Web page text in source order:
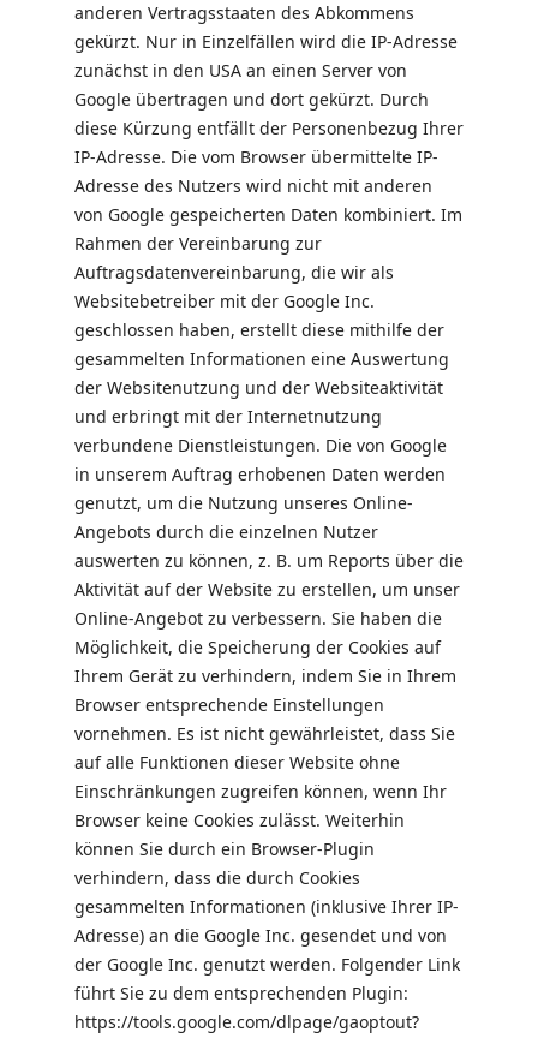
anderen Vertragsstaaten des Abkommens
gekürzt. Nur in Einzelfällen wird die IP-Adresse
zunächst in den USA an einen Server von
Google übertragen und dort gekürzt. Durch
diese Kürzung entfällt der Personenbezug Ihrer
IP-Adresse. Die vom Browser übermittelte IP-
Adresse des Nutzers wird nicht mit anderen
von Google gespeicherten Daten kombiniert. Im
Rahmen der Vereinbarung zur
Auftragsdatenvereinbarung, die wir als
Websitebetreiber mit der Google Inc.
geschlossen haben, erstellt diese mithilfe der
gesammelten Informationen eine Auswertung
der Websitenutzung und der Websiteaktivität
und erbringt mit der Internetnutzung
verbundene Dienstleistungen. Die von Google
in unserem Auftrag erhobenen Daten werden
genutzt, um die Nutzung unseres Online-
Angebots durch die einzelnen Nutzer
auswerten zu können, z. B. um Reports über die
Aktivität auf der Website zu erstellen, um unser
Online-Angebot zu verbessern. Sie haben die
Möglichkeit, die Speicherung der Cookies auf
Ihrem Gerät zu verhindern, indem Sie in Ihrem
Browser entsprechende Einstellungen
vornehmen. Es ist nicht gewährleistet, dass Sie
auf alle Funktionen dieser Website ohne
Einschränkungen zugreifen können, wenn Ihr
Browser keine Cookies zulässt. Weiterhin
können Sie durch ein Browser-Plugin
verhindern, dass die durch Cookies
gesammelten Informationen (inklusive Ihrer IP-
Adresse) an die Google Inc. gesendet und von
der Google Inc. genutzt werden. Folgender Link
führt Sie zu dem entsprechenden Plugin:
https://tools.google.com/dlpage/gaoptout?